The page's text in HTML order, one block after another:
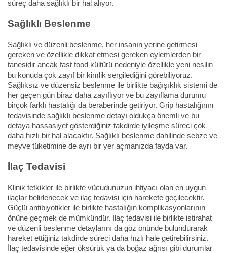
süreç daha sağlıklı bir hal alıyor.
Sağlıklı Beslenme
Sağlıklı ve düzenli beslenme, her insanın yerine getirmesi
gereken ve özellikle dikkat etmesi gereken eylemlerden bir
tanesidir ancak fast food kültürü nedeniyle özellikle yeni nesilin
bu konuda çok zayıf bir kimlik sergilediğini görebiliyoruz.
Sağlıksız ve düzensiz beslenme ile birlikte bağışıklık sistemi de
her geçen gün biraz daha zayıflıyor ve bu zayıflama durumu
birçok farklı hastalığı da beraberinde getiriyor. Grip hastalığının
tedavisinde sağlıklı beslenme detayı oldukça önemli ve bu
detaya hassasiyet gösterdiğiniz takdirde iyileşme süreci çok
daha hızlı bir hal alacaktır. Sağlıklı beslenme dahilinde sebze ve
meyve tüketimine de ayrı bir yer açmanızda fayda var.
İlaç Tedavisi
Klinik tetkikler ile birlikte vücudunuzun ihtiyacı olan en uygun
ilaçlar belirlenecek ve ilaç tedavisi için harekete geçilecektir.
Güçlü antibiyotikler ile birlikte hastalığın komplikasyonlarının
önüne geçmek de mümkündür. İlaç tedavisi ile birlikte istirahat
ve düzenli beslenme detaylarını da göz önünde bulundurarak
hareket ettiğiniz takdirde süreci daha hızlı hale getirebilirsiniz.
İlaç tedavisinde eğer öksürük ya da boğaz ağrısı gibi durumlar